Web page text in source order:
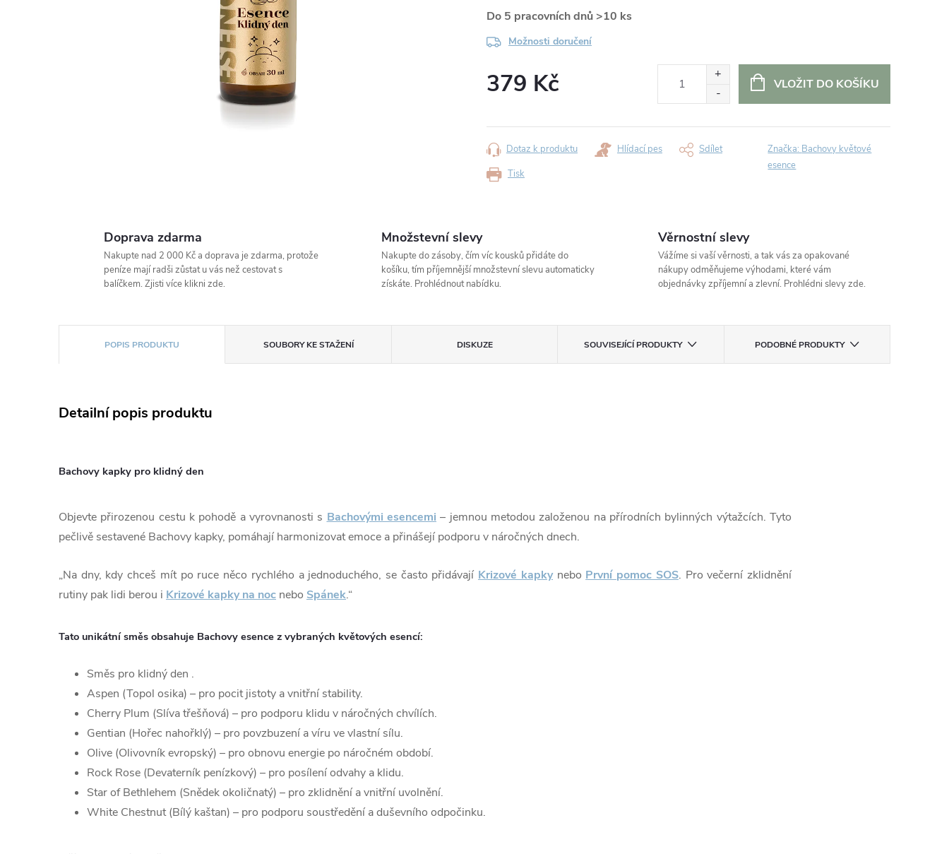
Do 5 pracovních dnů >10 ks
Možnosti doručení
379 Kč VLOŽIT DO KOŠÍKU
Tisk
Dotaz k produktu Hlídací pes Sdílet Značka: Bachovy květové
esence
Doprava zdarma
Nakupte nad 2 000 Kč a doprava je zdarma, protože
peníze mají radši zůstat u vás než cestovat s
balíčkem. Zjisti více klikni zde.
Množstevní slevy
Nakupte do zásoby, čím víc kousků přidáte do
košíku, tím příjemnější množstevní slevu automaticky
získáte. Prohlédnout nabídku.
Věrnostní slevy
Vážíme si vaší věrnosti, a tak vás za opakované
nákupy odměňujeme výhodami, které vám
objednávky zpříjemní a zlevní. Prohlédni slevy zde.
POPIS PRODUKTU SOUBORY KE STAŽENÍ DISKUZE SOUVISEJÍCÍ PRODUKTY PODOBNÉ PRODUKTY
Detailní popis produktu
Bachovy kapky pro klidný den
Objevte přirozenou cestu k pohodě a vyrovnanosti s Bachovými esencemi – jemnou metodou založenou na přírodních bylinných výtažcích. Tyto
pečlivě sestavené Bachovy kapky, pomáhají harmonizovat emoce a přinášejí podporu v náročných dnech.
„Na dny, kdy chceš mít po ruce něco rychlého a jednoduchého, se často přidávají Krizové kapkynebo První pomoc SOS. Pro večerní zklidnění
rutiny pak lidi berou i Krizové kapky na noc nebo Spánek.“
Tato unikátní směs obsahuje Bachovy esence z vybraných květových esencí:
Směs pro klidný den .
Aspen (Topol osika) – pro pocit jistoty a vnitřní stability.
Cherry Plum (Slíva třešňová) – pro podporu klidu v náročných chvílích.
Gentian (Hořec nahořklý) – pro povzbuzení a víru ve vlastní sílu.
Olive (Olivovník evropský) – pro obnovu energie po náročném období.
Rock Rose (Devaterník penízkový) – pro posílení odvahy a klidu.
Star of Bethlehem (Snědek okoličnatý) – pro zklidnění a vnitřní uvolnění.
White Chestnut (Bílý kaštan) – pro podporu soustředění a duševního odpočinku.